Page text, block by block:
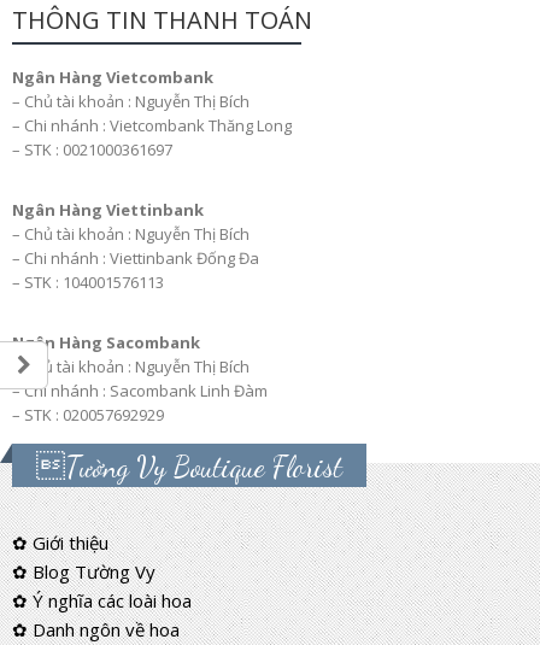
THÔNG TIN THANH TOÁN
Ngân Hàng Vietcombank
– Chủ tài khoản : Nguyễn Thị Bích
– Chi nhánh : Vietcombank Thăng Long
– STK : 0021000361697
Ngân Hàng Viettinbank
– Chủ tài khoản : Nguyễn Thị Bích
– Chi nhánh : Viettinbank Đống Đa
– STK : 104001576113
Ngân Hàng Sacombank
– Chủ tài khoản : Nguyễn Thị Bích
– Chi nhánh : Sacombank Linh Đàm
– STK : 020057692929
Tường Vy Boutique Florist
✿ Giới thiệu
✿ Blog Tường Vy
✿ Ý nghĩa các loài hoa
✿ Danh ngôn về hoa